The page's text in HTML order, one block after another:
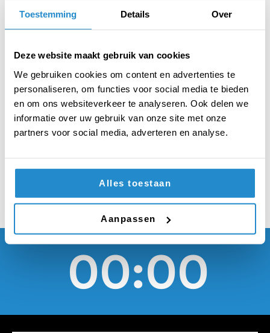
Toestemming Details Over
Deze website maakt gebruik van cookies
We gebruiken cookies om content en advertenties te
personaliseren, om functies voor social media te bieden
en om ons websiteverkeer te analyseren. Ook delen we
informatie over uw gebruik van onze site met onze
partners voor social media, adverteren en analyse.
Alles toestaan
Aanpassen
STELLING
Onderdak geven aan
mensen zonder
verblijfsvergunning
moet gesubsidieerd
00:00